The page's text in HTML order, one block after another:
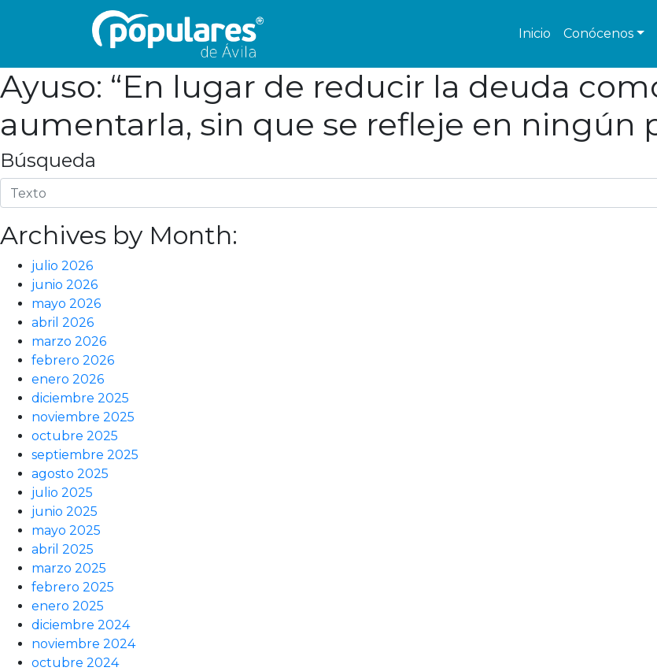
Inicio Conócenos
Ayuso: “En lugar de reducir la deuda
aumentarla, sin que se refleje en ningún
Búsqueda
Archives by Month:
julio 2026
junio 2026
mayo 2026
abril 2026
marzo 2026
febrero 2026
enero 2026
diciembre 2025
noviembre 2025
octubre 2025
septiembre 2025
agosto 2025
julio 2025
junio 2025
mayo 2025
abril 2025
marzo 2025
febrero 2025
enero 2025
diciembre 2024
noviembre 2024
octubre 2024